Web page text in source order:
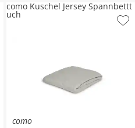
como
como Kuschel Jersey Spannbettt
uch